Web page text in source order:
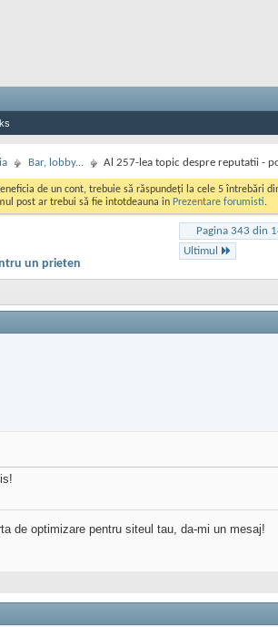
Bar, lobby... Al 257-lea topic despre reputatii -
de un cont, trebuie să răspundeți la cele 5 întrebări
post ar trebui să fie intotdeauna in Prezentare forumisti.
Pagina 343 din
Ultimul
un prieten
de optimizare pentru siteul tau, da-mi un mesaj!